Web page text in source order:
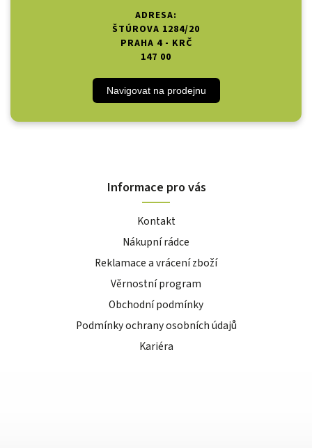
ADRESA:
ŠTÚROVA 1284/20
PRAHA 4 - KRČ
147 00
Navigovat na prodejnu
Informace pro vás
Kontakt
Nákupní rádce
Reklamace a vrácení zboží
Věrnostní program
Obchodní podmínky
Podmínky ochrany osobních údajů
Kariéra